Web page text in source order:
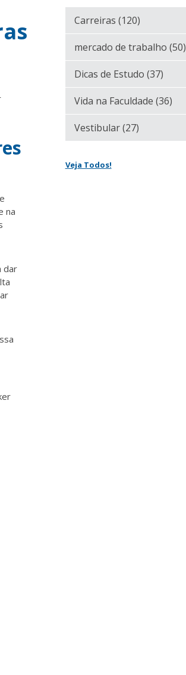
na
dar
Carreiras (120)
mercado de trabalho (50)
Dicas de Estudo (37)
Vida na Faculdade (36)
Vestibular(27)
Veja Todos!